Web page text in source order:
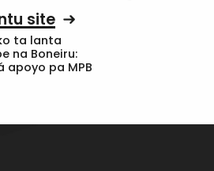
site
ta lanta
na Boneiru:
apoyo pa MPB